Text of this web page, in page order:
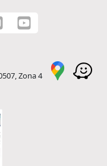
Zona 4